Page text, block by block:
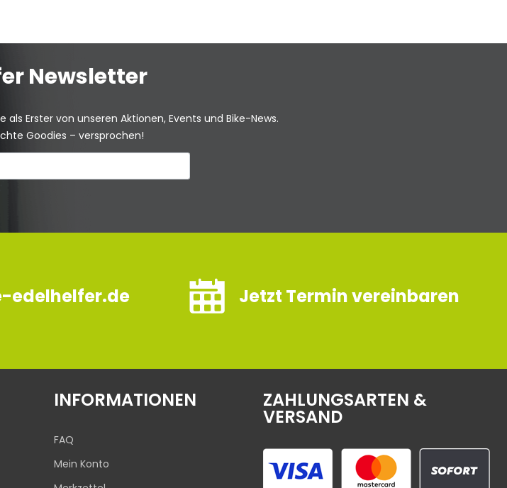
Newsletter
Erster von unseren Aktionen, Events und Bike-News.
Goodies – versprochen!
edelhelfer.de Jetzt Termin vereinbaren
INFORMATIONEN
FAQ
Mein Konto
ZAHLUNGSARTEN &
VERSAND